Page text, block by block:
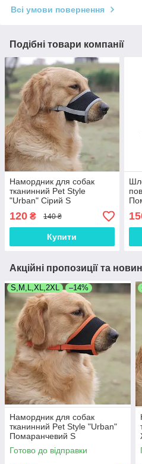
Всі умови повернення
Подібні товари компанії
Намордник для собак
тканинний Pet Style
"Urban" Сірий S
120 ₴ 140 ₴
Купити
Акційні пропозиції та
S,M,L,XL,2XL –14%
Намордник для собак
тканинний Pet Style "Urban"
Помаранчевий S
Готово до відправки